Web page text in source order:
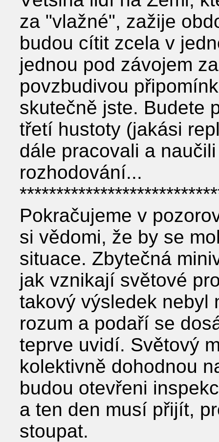
za ʺvlažnéʺ, zažije
budou cítit zcela v
jednou pod závojem
povzbudivou
skutečně jste. Budete
třetí hustoty (jakási
dále pracovali a
rozhodování...
Pokračujeme v
si vědomi, že by se
situace. Zbytečná
jak vznikají světové
takový výsledek nebyl
rozum a podaří se
teprve uvidí. Světový
kolektivně dohodnou
budou otevřeni
a ten den musí přijít,
stoupat.